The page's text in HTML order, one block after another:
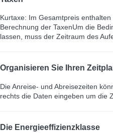
Kurtaxe: Im Gesamtpreis enthalten
Berechnung der TaxenUm die
lassen, muss der Zeitraum des
Organisieren Sie Ihren
Die Anreise- und Abreisezeiten
rechts die Daten eingeben um die
Die Energieeffizienzklasse